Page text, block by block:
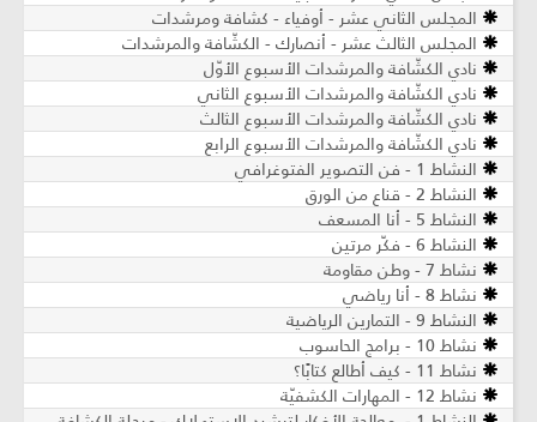
المجلس الثاني عشر - أوفياء - كشافة ومرشدات
المجلس الثالث عشر - أنصارك - الكشّافة والمرشدات
نادي الكشّافة والمرشدات الأسبوع الأوّل
نادي الكشّافة والمرشدات الأسبوع الثاني
نادي الكشّافة والمرشدات الأسبوع الثالث
نادي الكشّافة والمرشدات الأسبوع الرابع
النشاط 1 - فن التصوير الفتوغرافي
النشاط 2 - قناع من الورق
النشاط 5 - أنا المسعف
النشاط 6 - فكّر مرتين
نشاط 7 - وطن مقاومة
نشاط 8 - أنا رياضي
النشاط 9 - التمارين الرياضية
نشاط 10 - برامج الحاسوب
نشاط 11 - كيف أطالع كتابًا؟
نشاط 12 - المهارات الكشفيّة